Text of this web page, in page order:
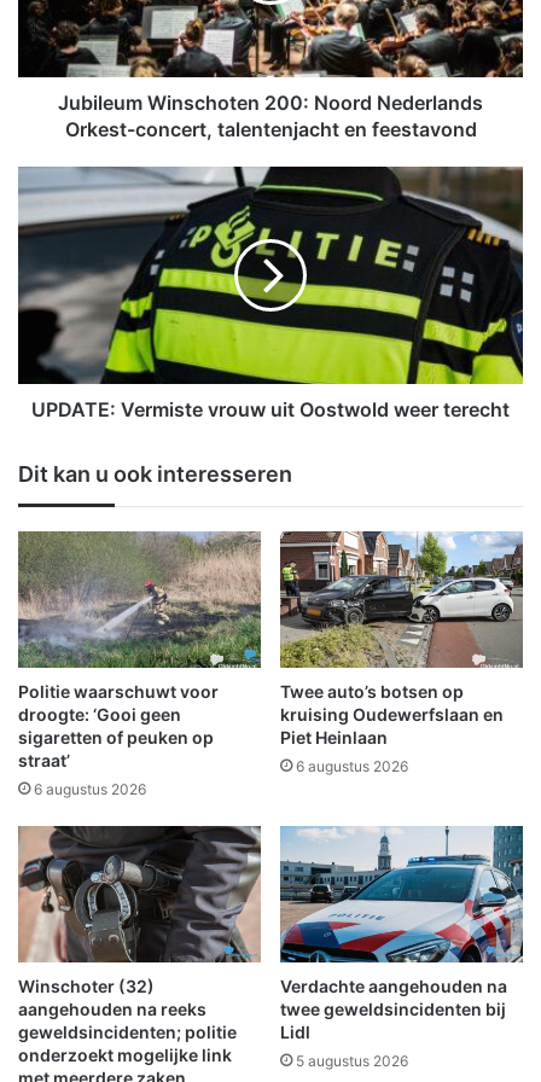
W
h
o
n
o
r
d
N
e
d
e
r
l
a
n
d
s
k
e
-
c
o
n
c
Jubileum Winschoten 200: Noord Nederlands
Orkest-concert, talentenjacht en feestavond
D
E
e
s
t
e
v
r
o
u
w
u
i
t
O
o
t
w
o
w
e
e
r
t
UPDATE: Vermiste vrouw uit Oostwold weer terecht
Dit kan u ook interesseren
Politie waarschuwt voor
droogte: ‘Gooi geen
sigaretten of peuken op
straat’
6 augustus 2026
Twee auto’s botsen op
kruising Oudewerfslaan en
Piet Heinlaan
6 augustus 2026
Winschoter (32)
aangehouden na reeks
geweldsincidenten; politie
onderzoekt mogelijke link
Verdachte aangehouden na
twee geweldsincidenten bij
Lidl
5 augustus 2026